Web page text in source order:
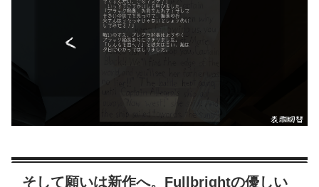
そして願いは新作へ。Fullbrightの優しい